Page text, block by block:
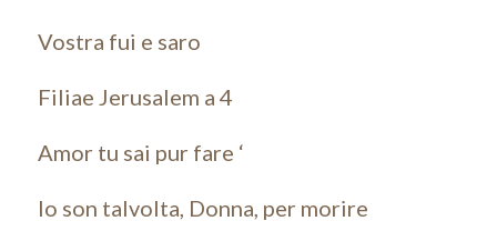
Vostra fui e saro
Filiae Jerusalem a 4
Amor tu sai pur fare ‘
Io son talvolta, Donna, per morire